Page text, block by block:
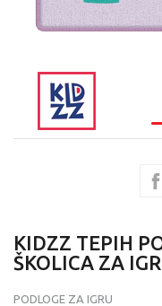
KIDZZ TEPIH
ŠKOLICA ZA
PODLOGE ZA IGRU